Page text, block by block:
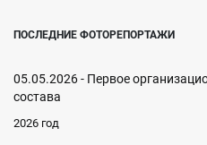
ПОСЛЕДНИЕ ФОТОРЕПОРТАЖИ
05.05.2026 - Первое
состава
2026 год